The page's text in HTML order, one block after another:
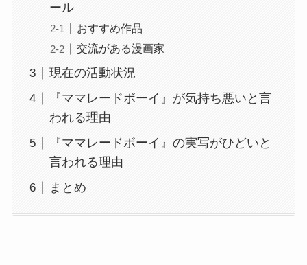
ール
おすすめ作品
交流がある漫画家
現在の活動状況
『ママレードボーイ』が気持ち悪いと言
われる理由
『ママレードボーイ』の実写がひどいと
言われる理由
まとめ